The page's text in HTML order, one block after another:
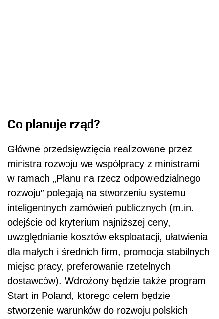
Co planuje rząd?
Główne przedsięwzięcia realizowane przez
ministra rozwoju we współpracy z ministrami
w ramach „Planu na rzecz odpowiedzialnego
rozwoju” polegają na stworzeniu systemu
inteligentnych zamówień publicznych (m.in.
odejście od kryterium najniższej ceny,
uwzględnianie kosztów eksploatacji, ułatwienia
dla małych i średnich firm, promocja stabilnych
miejsc pracy, preferowanie rzetelnych
dostawców). Wdrożony będzie także program
Start in Poland, którego celem będzie
stworzenie warunków do rozwoju polskich